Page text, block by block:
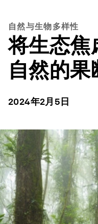
自然与生物多样性
将生态焦
自然的果
2024年2月5日